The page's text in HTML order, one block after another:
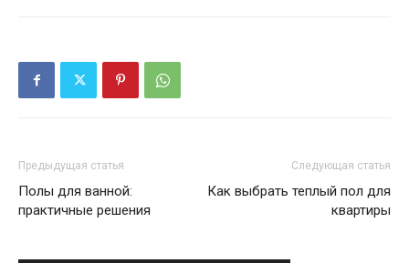
Предыдущая статья
Полы для ванной:
практичные решения
Следующая статья
Как выбрать теплый пол для
квартиры